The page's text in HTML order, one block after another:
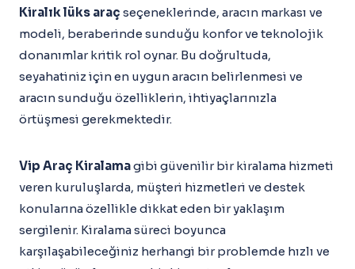
Kiralık lüks araç seçeneklerinde, aracın markası ve
modeli, beraberinde sunduğu konfor ve teknolojik
donanımlar kritik rol oynar. Bu doğrultuda,
seyahatiniz için en uygun aracın belirlenmesi ve
aracın sunduğu özelliklerin, ihtiyaçlarınızla
örtüşmesi gerekmektedir.
Vip Araç Kiralamagibi güvenilir bir kiralama hizmeti
veren kuruluşlarda, müşteri hizmetleri ve destek
konularına özellikle dikkat eden bir yaklaşım
sergilenir. Kiralama süreci boyunca
karşılaşabileceğiniz herhangi bir problemde hızlı ve